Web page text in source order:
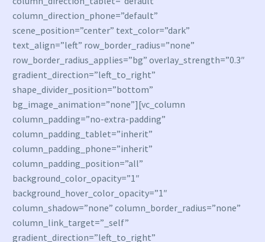
column_direction_phone=”default”
scene_position=”center” text_color=”dark”
text_align=”left” row_border_radius=”none”
row_border_radius_applies=”bg” overlay_strength=”0.3″
gradient_direction=”left_to_right”
shape_divider_position=”bottom”
bg_image_animation=”none”][vc_column
column_padding=”no-extra-padding”
column_padding_tablet=”inherit”
column_padding_phone=”inherit”
column_padding_position=”all”
background_color_opacity=”1″
background_hover_color_opacity=”1″
column_shadow=”none” column_border_radius=”none”
column_link_target=”_self”
gradient_direction=”left_to_right”